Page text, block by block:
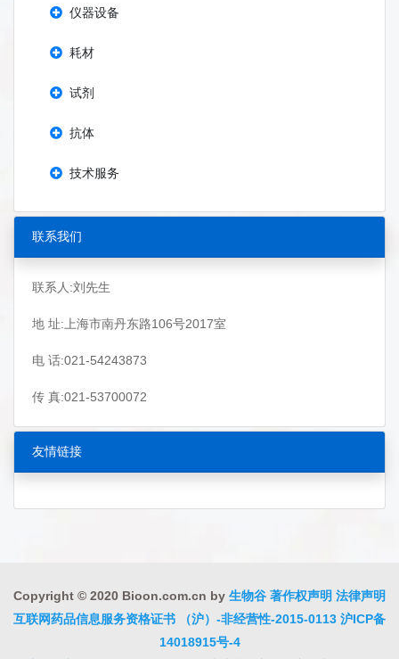
仪器设备
耗材
试剂
抗体
技术服务
联系我们
联系人:刘先生
地 址:上海市南丹东路106号2017室
电 话:021-54243873
传 真:021-53700072
友情链接
Copyright © 2020 Bioon.com.cn by 生物谷 著作权声明 法律声明
互联网药品信息服务资格证书 （沪）-非经营性-2015-0113 沪ICP备
14018915号-4